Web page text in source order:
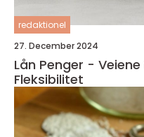
redaktionel
27. December 2024
Lån Penger -
Fleksibilitet